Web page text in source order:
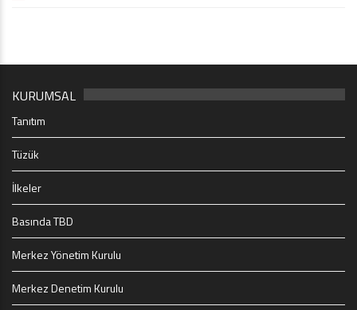
KURUMSAL
Tanıtım
Tüzük
İlkeler
Basında TBD
Merkez Yönetim Kurulu
Merkez Denetim Kurulu